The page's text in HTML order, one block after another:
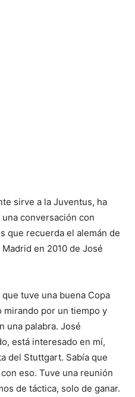
sirve a la Juventus, ha
conversación con
que recuerda el alemán de
en 2010 de José
tuve una buena Copa
mirando por un tiempo y
una palabra. José
está interesado en mí,
del Stuttgart. Sabía que
eso. Tuve una reunión
de táctica, solo de ganar.